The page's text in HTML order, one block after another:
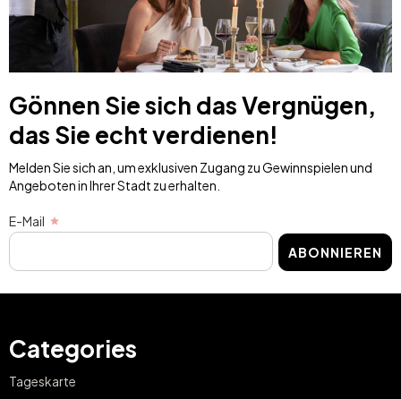
Gönnen Sie sich das Vergnügen,
das Sie echt verdienen!
Melden Sie sich an, um exklusiven Zugang zu Gewinnspielen und
Angeboten in Ihrer Stadt zu erhalten.
E-Mail
ABONNIEREN
Categories
Tageskarte